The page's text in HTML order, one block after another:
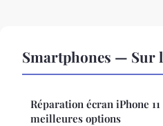
Smartphones — Sur
Réparation écran iPhone
meilleures options